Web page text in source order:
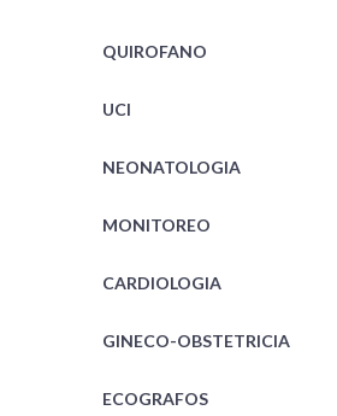
QUIROFANO
UCI
NEONATOLOGIA
MONITOREO
CARDIOLOGIA
GINECO-OBSTETRICIA
ECOGRAFOS